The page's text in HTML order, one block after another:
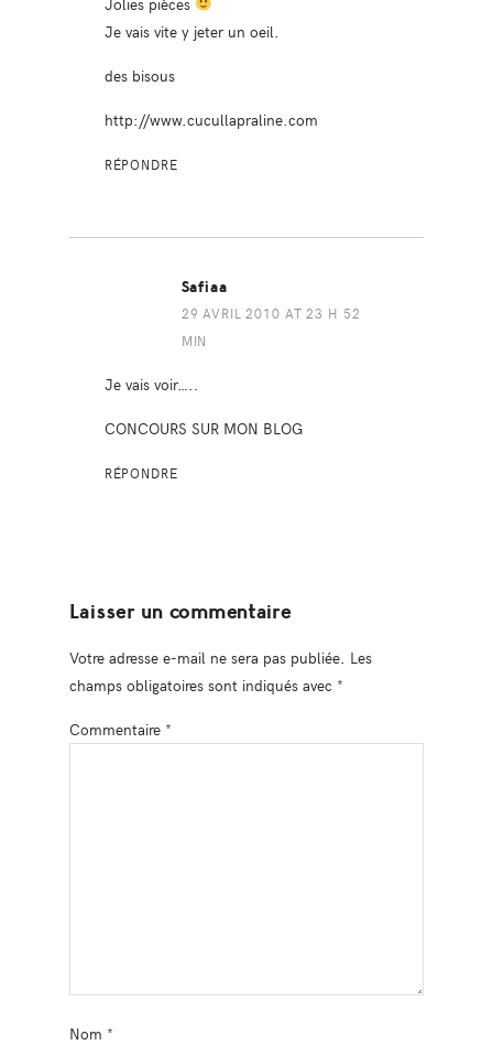
Je vais vite y jeter un oeil.
des bisous
http://www.cucullapraline.com
RÉPONDRE
Safiaa
29 AVRIL 2010 AT 23 H 52
MIN
Je vais voir…..
CONCOURS SUR MON BLOG
RÉPONDRE
Laisser un commentaire
Votre adresse e-mail ne sera pas publiée. Les
champs obligatoires sont indiqués avec *
Commentaire *
Nom *